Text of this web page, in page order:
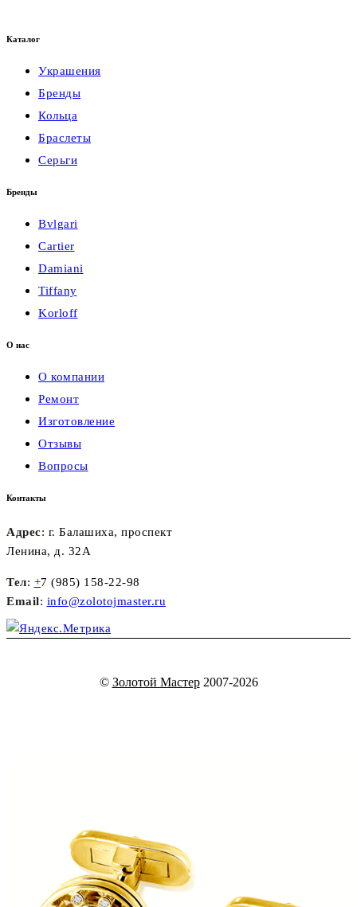
Каталог
Украшения
Бренды
Кольца
Браслеты
Серьги
Бренды
Bvlgari
Cartier
Damiani
Tiffany
Korloff
О нас
О компании
Ремонт
Изготовление
Отзывы
Вопросы
Контакты
Адрес: г. Балашиха, проспект
Ленина, д. 32А
Тел: +7 (985) 158-22-98
Email: info@zolotojmaster.ru
© Золотой Мастер2007-2026